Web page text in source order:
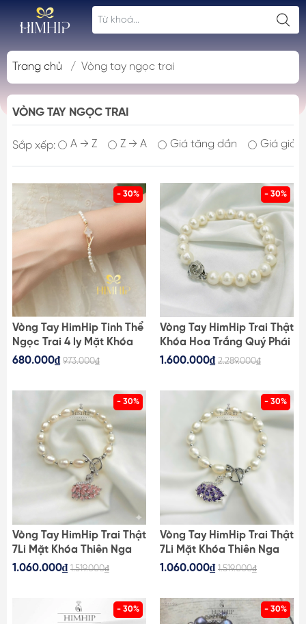
Trang chủ / Vòng tay ngọc trai
VÒNG TAY NGỌC TRAI
Sắp xếp: A → Z Z → A Giá tăng dần Giá
- 30%
Vòng Tay HimHip Tinh Thể
Ngọc Trai 4 ly Mặt Khóa
HKCC Mix Khảm Hình Hoa
680.000₫ 973.000₫
- 30%
Vòng Tay HimHip Trai Thật
Khóa Hoa Trắng Quý Phái
1.600.000₫ 2.289.000₫
- 30%
Vòng Tay HimHip Trai Thật
7Li Mặt Khóa Thiên Nga
Phale Hồng Ngọc Sang
1.060.000₫ 1.519.000₫
- 30%
Vòng Tay HimHip Trai Thật
7Li Mặt Khóa Thiên Nga
Phale Tím Ngọc Sang
1.060.000₫ 1.519.000₫
- 30% - 30%